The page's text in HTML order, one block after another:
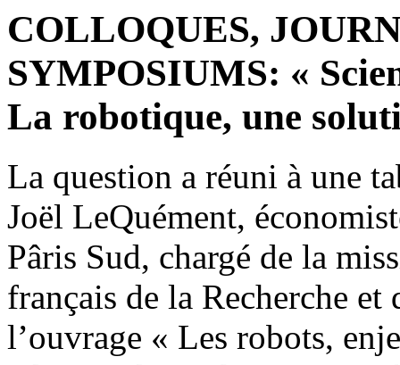
COLLOQUES,
SYMPOSIUMS: «
La robotique, une
La question a réuni à une
Joël LeQuément,
Pâris Sud, chargé de la
français de la Recherche et
l’ouvrage « Les robots,